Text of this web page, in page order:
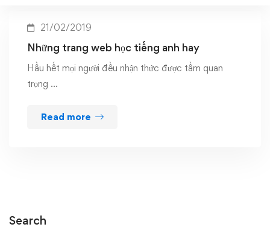
21/02/2019
Những trang web học tiếng anh hay
Hầu hết mọi người đều nhận thức được tầm quan
trọng …
Read more
Search